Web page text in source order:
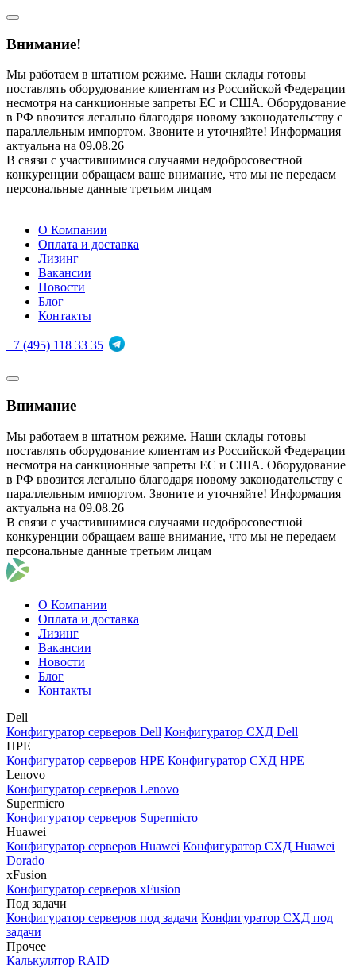
Внимание!
Мы работаем в штатном режиме. Наши склады готовы
поставлять оборудование клиентам из Российской Федерации
несмотря на санкционные запреты ЕС и США. Оборудование
в РФ ввозится легально благодаря новому законодательству с
параллельным импортом. Звоните и уточняйте! Информация
актуальна на 09.08.26
В связи с участившимися случаями недобросовестной
конкуренции обращаем ваше внимание, что мы не передаем
персональные данные третьим лицам
О Компании
Оплата и доставка
Лизинг
Вакансии
Новости
Блог
Контакты
+7 (495) 118 33 35
Внимание
Мы работаем в штатном режиме. Наши склады готовы
поставлять оборудование клиентам из Российской Федерации
несмотря на санкционные запреты ЕС и США. Оборудование
в РФ ввозится легально благодаря новому законодательству с
параллельным импортом. Звоните и уточняйте! Информация
актуальна на 09.08.26
В связи с участившимися случаями недобросовестной
конкуренции обращаем ваше внимание, что мы не передаем
персональные данные третьим лицам
О Компании
Оплата и доставка
Лизинг
Вакансии
Новости
Блог
Контакты
Dell
Конфигуратор серверов Dell Конфигуратор СХД Dell
HPE
Конфигуратор серверов HPE Конфигуратор СХД HPE
Lenovo
Конфигуратор серверов Lenovo
Supermicro
Конфигуратор серверов Supermicro
Huawei
Конфигуратор серверов Huawei Конфигуратор СХД Huawei
Dorado
xFusion
Конфигуратор серверов xFusion
Под задачи
Конфигуратор серверов под задачи Конфигуратор СХД под
задачи
Прочее
Калькулятор RAID